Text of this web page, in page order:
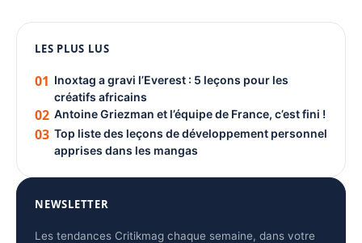
PUBLICITÉ
LES PLUS LUS
01 Inoxtag a gravi l’Everest : 5 leçons pour les
créatifs africains
02 Antoine Griezman et l’équipe de France, c’est fini !
03 Top liste des leçons de développement personnel
apprises dans les mangas
NEWSLETTER
Les tendances Critikmag chaque semaine, dans votre